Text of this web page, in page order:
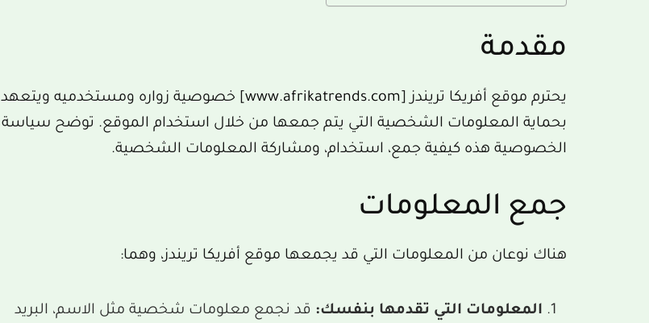
مقدمة
يحترم موقع أفريكا تريندز [www.afrikatrends.com] خصوصية زواره ومستخدميه ويتعهد
بحماية المعلومات الشخصية التي يتم جمعها من خلال استخدام الموقع. توضح سياسة
الخصوصية هذه كيفية جمع، استخدام، ومشاركة المعلومات الشخصية.
جمع المعلومات
هناك نوعان من المعلومات التي قد يجمعها موقع أفريكا تريندز، وهما:
المعلومات التي تقدمها بنفسك: قد نجمع معلومات شخصية مثل الاسم، البريد